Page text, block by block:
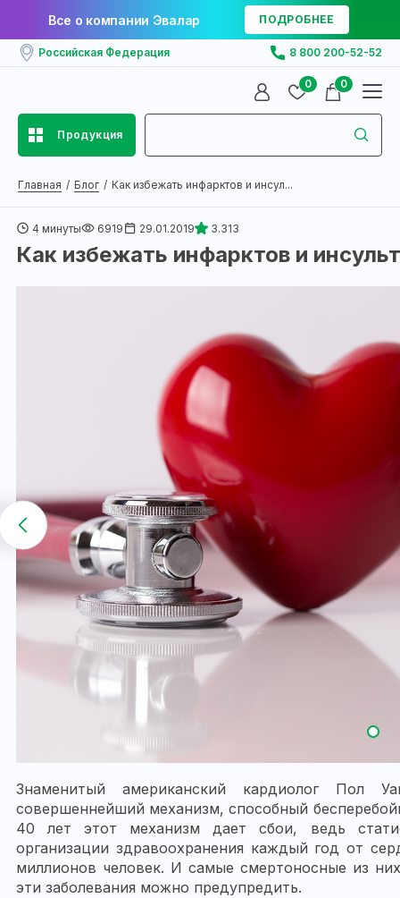
Все о компании Эвалар ПОДРОБНЕЕ
Российская Федерация 8 800 200-52-52
0 0
Продукция
Главная Блог Как избежать инфарктов и инсул...
4 минуты 6919 29.01.2019 3.313
Как избежать инфарктов и
Знаменитый американский кардиолог
совершеннейший механизм, способный
40 лет этот механизм дает сбои, ведь
организации здравоохранения каждый год от
миллионов человек. И самые смертоносные из
эти заболевания можно предупредить.